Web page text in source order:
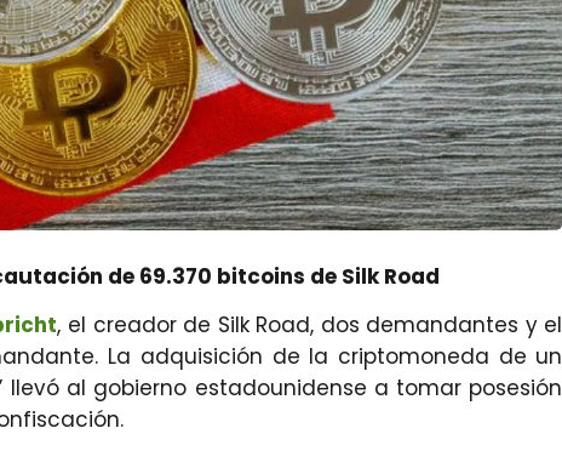
de 69.370 bitcoins de Silk Road
, el creador de Silk Road, dos demandantes y el
La adquisición de la criptomoneda de un
al gobierno estadounidense a tomar posesión